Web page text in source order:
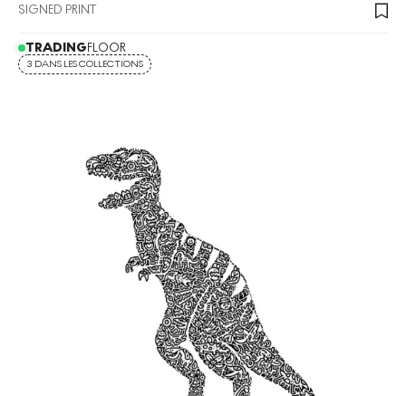
SIGNED PRINT
TRADINGFLOOR
3 DANS LES COLLECTIONS